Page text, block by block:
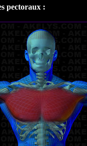
pectoraux :